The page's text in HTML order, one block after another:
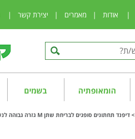
| אודות | מאמרים | יצירת קשר |
הומאופתיה בשמים
> דיפנד תחתונים סופגים לבריחת שתן M גזרה גבוהה לנשים Depend